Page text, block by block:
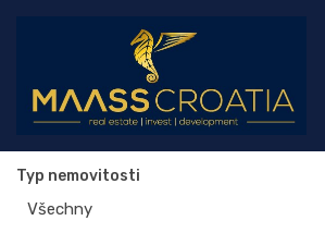
Typ nemovitosti
Všechny